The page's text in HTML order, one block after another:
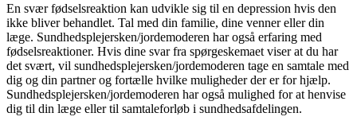
En svær fødselsreaktion kan udvikle sig til en depression hvis den
ikke bliver behandlet. Tal med din familie, dine venner eller din
læge. Sundhedsplejersken/jordemoderen har også erfaring med
fødselsreaktioner. Hvis dine svar fra spørgeskemaet viser at du har
det svært, vil sundhedsplejersken/jordemoderen tage en samtale med
dig og din partner og fortælle hvilke muligheder der er for hjælp.
Sundhedsplejersken/jordemoderen har også mulighed for at henvise
dig til din læge eller til samtaleforløb i sundhedsafdelingen.